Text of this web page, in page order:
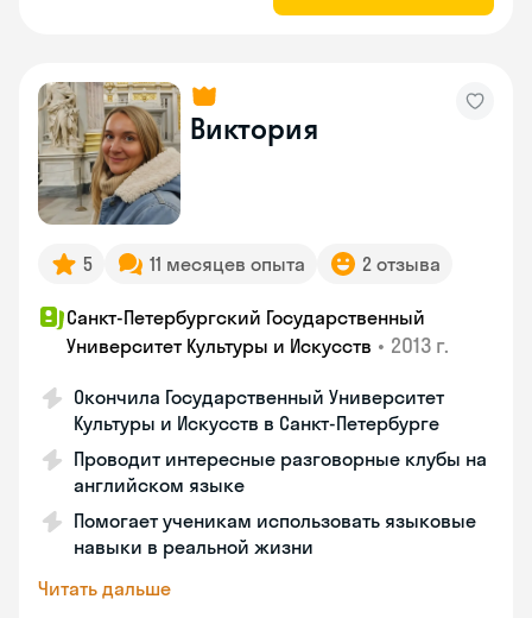
Виктория
5 11 месяцев опыта 2 отзыва
Санкт-Петербургский Государственный
Университет Культуры и Искусств • 2013 г.
Окончила Государственный Университет
Культуры и Искусств в Санкт-Петербурге
Проводит интересные разговорные клубы на
английском языке
Помогает ученикам использовать языковые
навыки в реальной жизни
Читать дальше